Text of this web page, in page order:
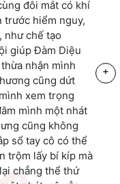
đôi mắt có khí
trước hiểm nguy,
như chế tạo
giúp Đàm Diệu
nhận mình
cũng dứt
xem trọng
mình một nhát
cũng không
sổ tay cô có thể
trộm lấy bí kíp mà
chẳng thể thứ
+